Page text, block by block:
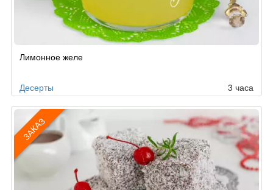
Лимонное желе
Десерты 3 часа
ЗАКАЗ